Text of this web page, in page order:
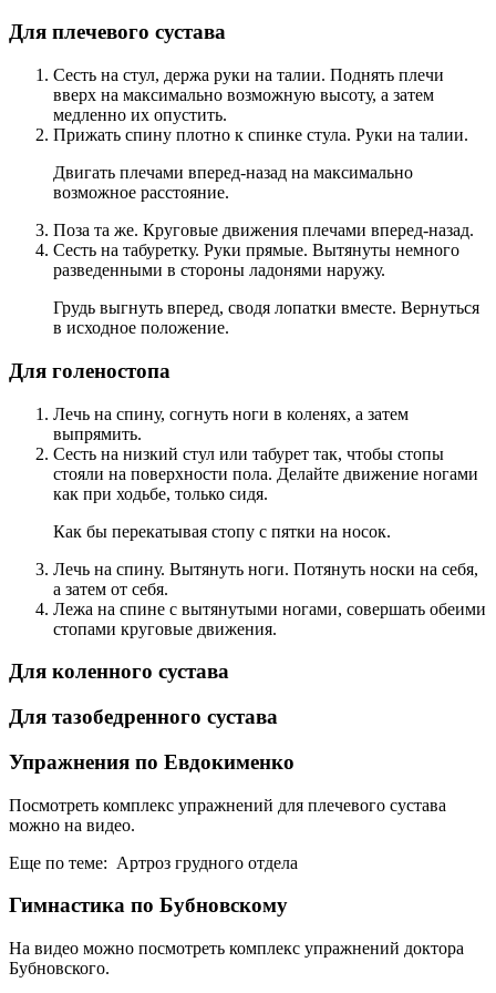
Для плечевого сустава
Сесть на стул, держа руки на талии. Поднять плечи
вверх на максимально возможную высоту, а затем
медленно их опустить.
Прижать спину плотно к спинке стула. Руки на талии.
Двигать плечами вперед-назад на максимально
возможное расстояние.
Поза та же. Круговые движения плечами вперед-назад.
Сесть на табуретку. Руки прямые. Вытянуты немного
разведенными в стороны ладонями наружу.
Грудь выгнуть вперед, сводя лопатки вместе. Вернуться
в исходное положение.
Для голеностопа
Лечь на спину, согнуть ноги в коленях, а затем
выпрямить.
Сесть на низкий стул или табурет так, чтобы стопы
стояли на поверхности пола. Делайте движение ногами
как при ходьбе, только сидя.
Как бы перекатывая стопу с пятки на носок.
Лечь на спину. Вытянуть ноги. Потянуть носки на себя,
а затем от себя.
Лежа на спине с вытянутыми ногами, совершать обеими
стопами круговые движения.
Для коленного сустава
Для тазобедренного сустава
Упражнения по Евдокименко
Посмотреть комплекс упражнений для плечевого сустава
можно на видео.
Еще по теме: Артроз грудного отдела
Гимнастика по Бубновскому
На видео можно посмотреть комплекс упражнений доктора
Бубновского.